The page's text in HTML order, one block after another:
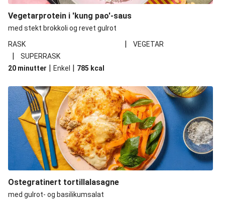
Vegetarprotein i 'kung pao'-saus
med stekt brokkoli og revet gulrot
RASK
| VEGETAR
|
SUPERRASK
20 minutter | Enkel | 785 kcal
Ostegratinert tortillalasagne
med gulrot- og basilikumsalat